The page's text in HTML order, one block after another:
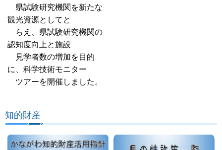
県試験研究機関を新たな
観光資源としてと
らえ、県試験研究機関の
認知度向上と施設
見学者数の増加を目的
に、科学技術モニター
ツアーを開催しました。
知的財産